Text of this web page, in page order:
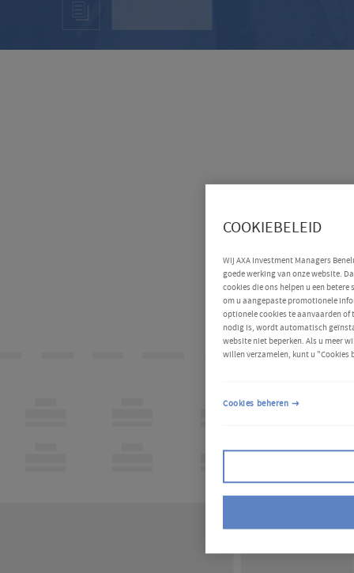
COOKIEBELEID
Wij AXA Investment Managers
goede werking van onze website.
cookies die ons helpen u een
om u aangepaste promotionele
optionele cookies te aanvaarden of
nodig is, wordt automatisch
website niet beperken. Als u meer
willen verzamelen, kunt u "Cookies
Cookies beheren